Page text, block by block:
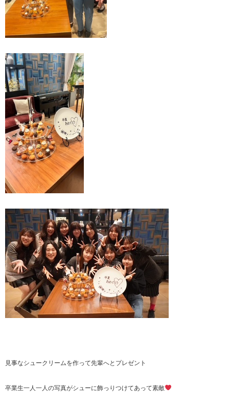
見事なシュークリームを作って先輩へとプレゼント
卒業生一人一人の写真がシューに飾っりつけてあって素敵